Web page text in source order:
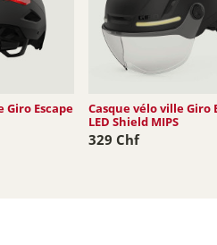
Giro Escape
Casque vélo ville Giro
LED Shield MIPS
329 Chf